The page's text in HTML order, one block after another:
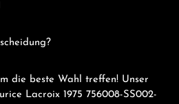
die beste Wahl treffen! Unser
Lacroix 1975 756008-SS002-